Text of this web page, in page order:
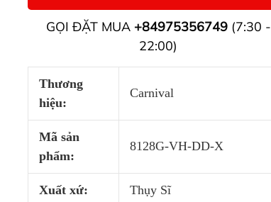
GỌI ĐẶT MUA +84975356749(7:30 -
22:00)
Thương
hiệu:
Carnival
Mã sản
phẩm:
8128G-VH-DD-X
Xuất xứ: Thụy Sĩ